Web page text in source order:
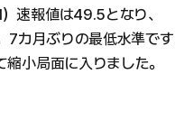
速報値は49.5となり、
カ月ぶりの最低水準です
小局面に入りました。